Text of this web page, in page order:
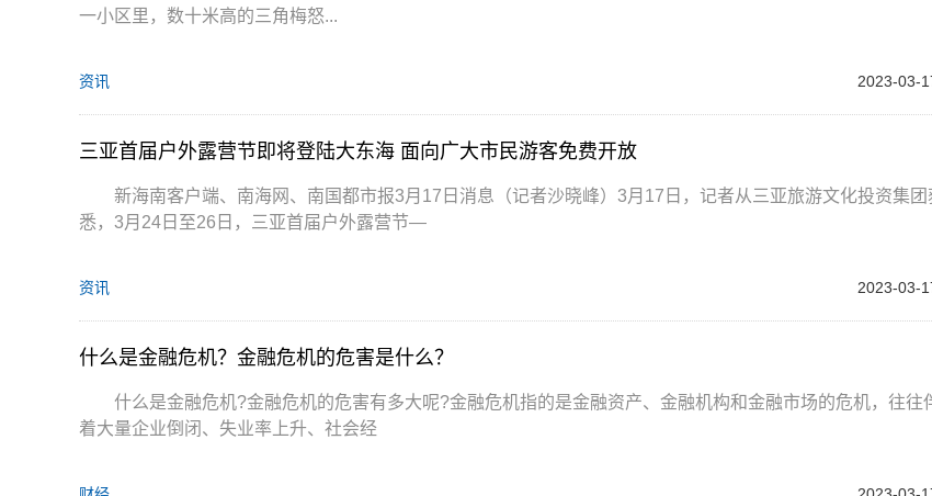
一小区里，数十米高的三角梅怒...
资讯 2023-03-
三亚首届户外露营节即将登陆大东海 面向广大市民游客免费开放
新海南客户端、南海网、南国都市报3月17日消息（记者沙晓峰）3月17日，记者从三亚旅游文化投资集团
悉，3月24日至26日，三亚首届户外露营节—
资讯 2023-03-
什么是金融危机？金融危机的危害是什么？
什么是金融危机?金融危机的危害有多大呢?金融危机指的是金融资产、金融机构和金融市场的危机，往往
着大量企业倒闭、失业率上升、社会经